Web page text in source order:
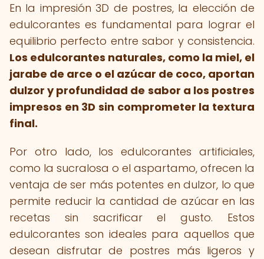
En la impresión 3D de postres, la elección de
edulcorantes es fundamental para lograr el
equilibrio perfecto entre sabor y consistencia.
Los edulcorantes naturales, como la miel, el
jarabe de arce o el azúcar de coco, aportan
dulzor y profundidad de sabor a los postres
impresos en 3D sin comprometer la textura
final.
Por otro lado, los edulcorantes artificiales,
como la sucralosa o el aspartamo, ofrecen la
ventaja de ser más potentes en dulzor, lo que
permite reducir la cantidad de azúcar en las
recetas sin sacrificar el gusto. Estos
edulcorantes son ideales para aquellos que
desean disfrutar de postres más ligeros y